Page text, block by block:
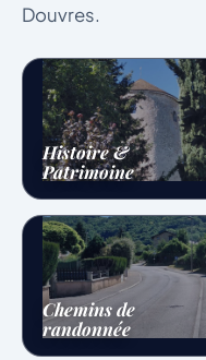
Douvres.
Histoire &
Patrimoine
Chemins de
randonnée